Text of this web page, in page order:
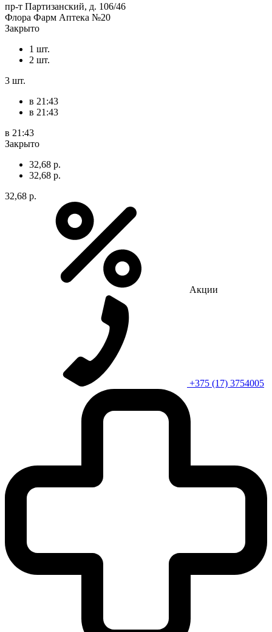
пр-т Партизанский, д. 106/46
Флора Фарм Аптека №20
Закрыто
1 шт.
2 шт.
3 шт.
в 21:43
в 21:43
в 21:43
Закрыто
32,68 р.
32,68 р.
32,68 р.
Акции
+375 (17) 3754005